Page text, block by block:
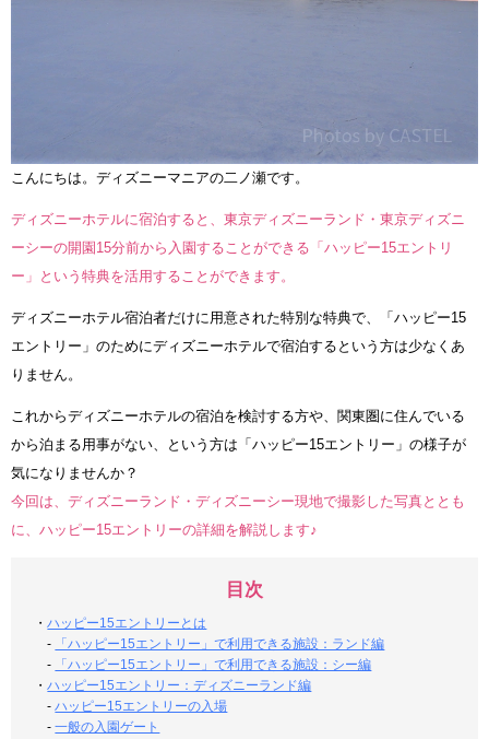
こんにちは。ディズニーマニアの二ノ瀬です。
ディズニーホテルに宿泊すると、東京ディズニーランド・東京ディズニ
ーシーの開園15分前から入園することができる「ハッピー15エントリ
ー」という特典を活用することができます。
ディズニーホテル宿泊者だけに用意された特別な特典で、「ハッピー15
エントリー」のためにディズニーホテルで宿泊するという方は少なくあ
りません。
これからディズニーホテルの宿泊を検討する方や、関東圏に住んでいる
から泊まる用事がない、という方は「ハッピー15エントリー」の様子が
気になりませんか？
今回は、ディズニーランド・ディズニーシー現地で撮影した写真ととも
に、ハッピー15エントリーの詳細を解説します♪
目次
・ハッピー15エントリーとは
-
「ハッピー15エントリー」で利用できる施設：ランド編
-
「ハッピー15エントリー」で利用できる施設：シー編
・ハッピー15エントリー：ディズニーランド編
-ハッピー15エントリーの入場
-一般の入園ゲート